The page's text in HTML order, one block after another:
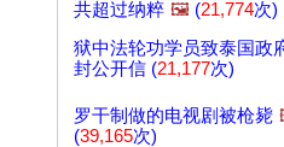
共超过纳粹 🖼️ (21,774次)
狱中法轮功学员致泰国政
封公开信 (21,177次)
罗干制做的电视剧被枪毙
(39,165次)